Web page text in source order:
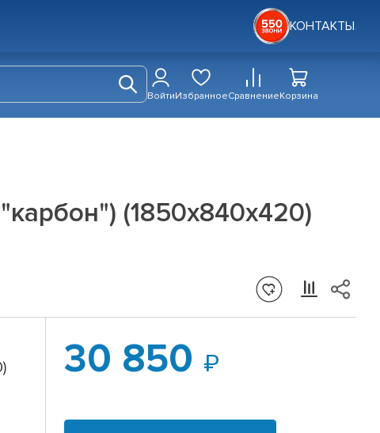
КОНТАКТЫ
ВойтиИзбранноеСравнениеКорзина
(1850х840х420)
30 850